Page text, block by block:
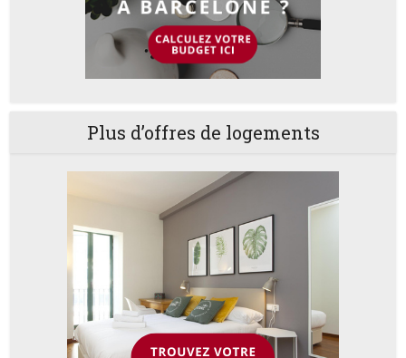
Plus d’offres de logements